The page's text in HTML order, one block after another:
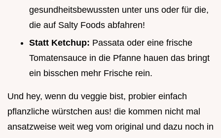
gesundheitsbewussten unter uns oder für die,
die auf Salty Foods abfahren!
Statt Ketchup: Passata oder eine frische
Tomatensauce in die Pfanne hauen das bringt
ein bisschen mehr Frische rein.
Und hey, wenn du veggie bist, probier einfach
pflanzliche würstchen aus! die kommen nicht mal
ansatzweise weit weg vom original und dazu noch in